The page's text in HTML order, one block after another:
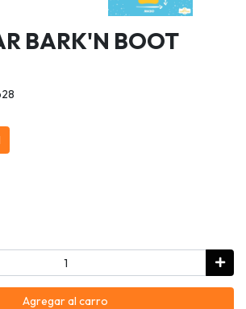
BARK'N BOOT
Agregar al carro